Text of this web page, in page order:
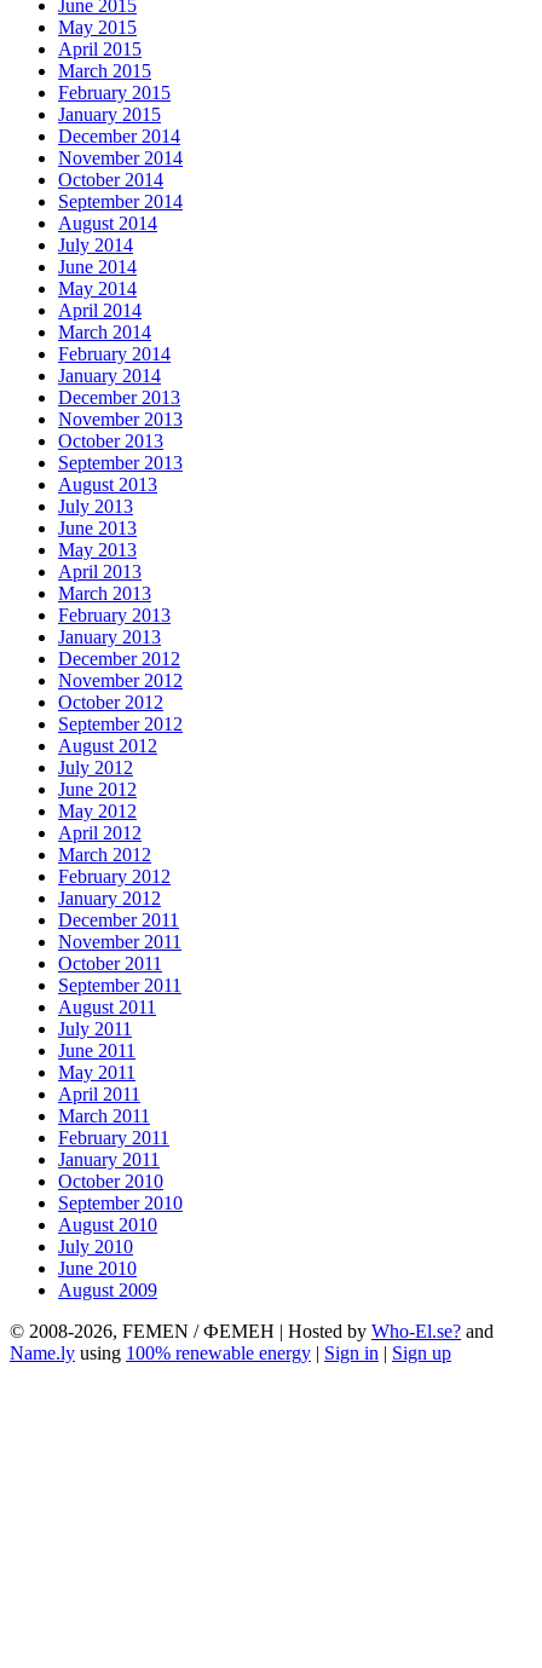
June 2015
May 2015
April 2015
March 2015
February 2015
January 2015
December 2014
November 2014
October 2014
September 2014
August 2014
July 2014
June 2014
May 2014
April 2014
March 2014
February 2014
January 2014
December 2013
November 2013
October 2013
September 2013
August 2013
July 2013
June 2013
May 2013
April 2013
March 2013
February 2013
January 2013
December 2012
November 2012
October 2012
September 2012
August 2012
July 2012
June 2012
May 2012
April 2012
March 2012
February 2012
January 2012
December 2011
November 2011
October 2011
September 2011
August 2011
July 2011
June 2011
May 2011
April 2011
March 2011
February 2011
January 2011
October 2010
September 2010
August 2010
July 2010
June 2010
August 2009
© 2008-2026, FEMEN / ФЕМЕН | Hosted by Who-El.se? and
Name.ly using 100% renewable energy | Sign in | Sign up